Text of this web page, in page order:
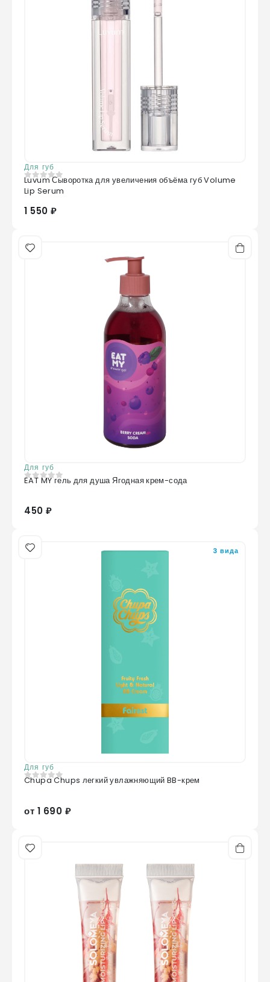
Для губ
0из 5
Luvum Сыворотка для увеличения объёма губ Volume
Lip Serum
1 550 ₽
Для губ
0из 5
EAT MY гель для душа Ягодная крем-сода
450 ₽
3 вида
Для губ
0из 5
Chupa Chups легкий увлажняющий BB-крем
от 1 690 ₽